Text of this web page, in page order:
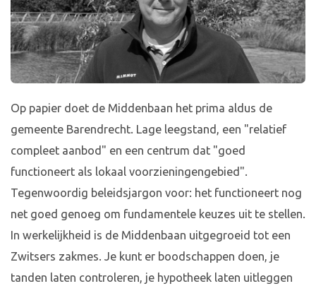
Op papier doet de Middenbaan het prima aldus de
gemeente Barendrecht. Lage leegstand, een "relatief
compleet aanbod" en een centrum dat "goed
functioneert als lokaal voorzieningengebied".
Tegenwoordig beleidsjargon voor: het functioneert nog
net goed genoeg om fundamentele keuzes uit te stellen.
In werkelijkheid is de Middenbaan uitgegroeid tot een
Zwitsers zakmes. Je kunt er boodschappen doen, je
tanden laten controleren, je hypotheek laten uitleggen